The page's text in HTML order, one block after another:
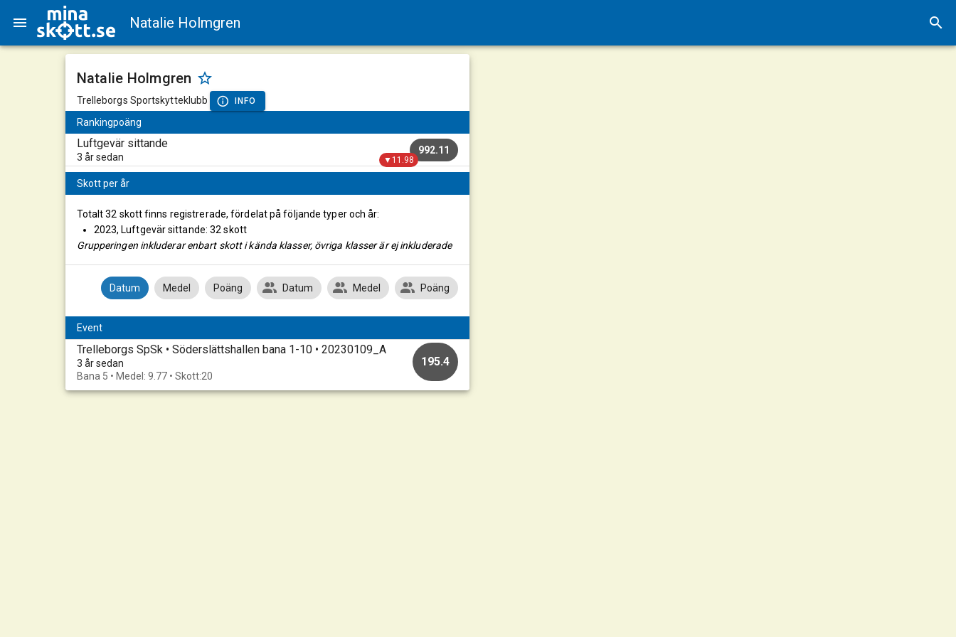
Natalie Holmgren
Natalie Holmgren
Trelleborgs Sportskytteklubb INFO
Rankingpoäng
Luftgevär sittande
3 år sedan
992.11
▼11.98
Skott per år
Totalt 32 skott finns registrerade, fördelat på följande typer och år:
2023, Luftgevär sittande: 32 skott
Grupperingen inkluderar enbart skott i kända klasser, övriga klasser är ej inkluderade
Datum Medel Poäng Datum Medel Poäng
Event
Trelleborgs SpSk • Söderslättshallen bana 1-10 • 20230109_A
3 år sedan
Bana 5 • Medel: 9.77 • Skott:20
195.4